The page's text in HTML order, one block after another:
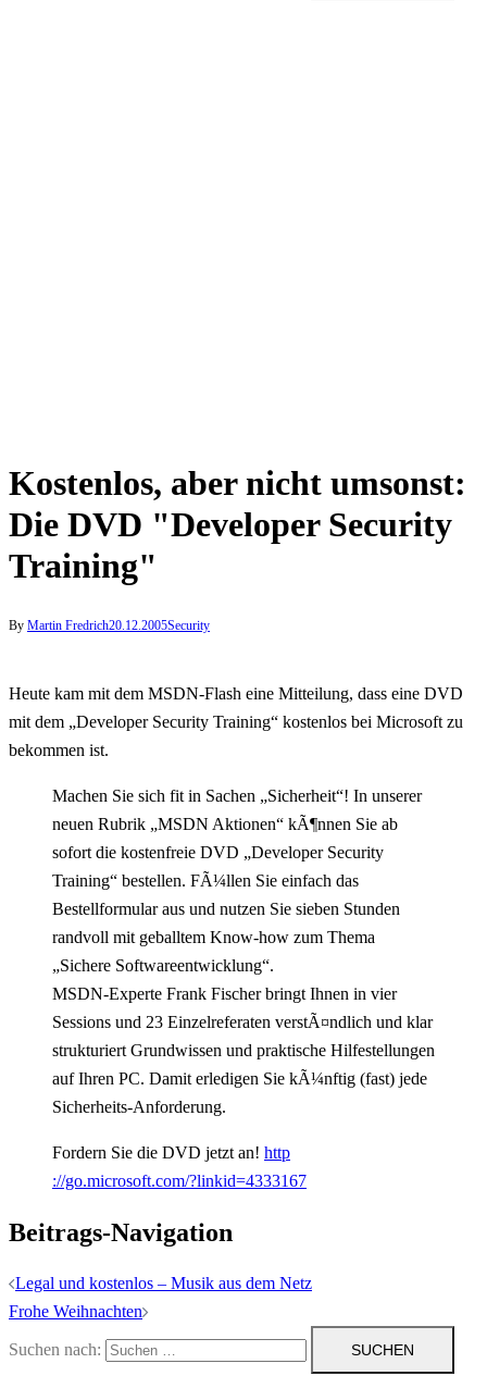
Kostenlos, aber nicht umsonst:
Die DVD "Developer Security
Training"
By Martin Fredrich20.12.2005Security
Heute kam mit dem MSDN-Flash eine Mitteilung, dass eine DVD
mit dem „Developer Security Training“ kostenlos bei Microsoft zu
bekommen ist.
Machen Sie sich fit in Sachen „Sicherheit“! In unserer
neuen Rubrik „MSDN Aktionen“ kÃ¶nnen Sie ab
sofort die kostenfreie DVD „Developer Security
Training“ bestellen. FÃ¼llen Sie einfach das
Bestellformular aus und nutzen Sie sieben Stunden
randvoll mit geballtem Know-how zum Thema
„Sichere Softwareentwicklung“.
MSDN-Experte Frank Fischer bringt Ihnen in vier
Sessions und 23 Einzelreferaten verstÃ¤ndlich und klar
strukturiert Grundwissen und praktische Hilfestellungen
auf Ihren PC. Damit erledigen Sie kÃ¼nftig (fast) jede
Sicherheits-Anforderung.
Fordern Sie die DVD jetzt an! http
://go.microsoft.com/?linkid=4333167
Beitrags-Navigation
Legal und kostenlos – Musik aus dem Netz
Frohe Weihnachten
Suchen nach: